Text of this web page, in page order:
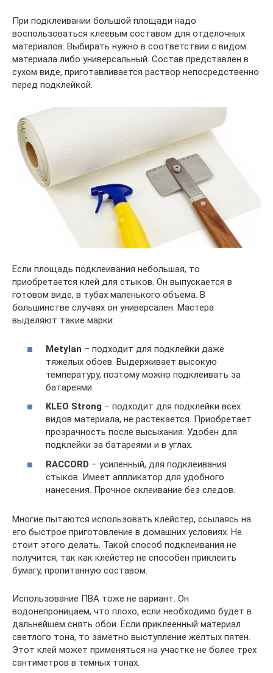
При подклеивании большой площади надо
воспользоваться клеевым составом для отделочных
материалов. Выбирать нужно в соответствии с видом
материала либо универсальный. Состав представлен в
сухом виде, приготавливается раствор непосредственно
перед подклейкой.
Если площадь подклеивания небольшая, то
приобретается клей для стыков. Он выпускается в
готовом виде, в тубах маленького объема. В
большинстве случаях он универсален. Мастера
выделяют такие марки:
Metylan – подходит для подклейки даже
тяжелых обоев. Выдерживает высокую
температуру, поэтому можно подклеивать за
батареями.
KLEO Strong – подходит для подклейки всех
видов материала, не растекается. Приобретает
прозрачность после высыхания. Удобен для
подклейки за батареями и в углах.
RACCORD – усиленный, для подклеивания
стыков. Имеет аппликатор для удобного
нанесения. Прочное склеивание без следов.
Многие пытаются использовать клейстер, ссылаясь на
его быстрое приготовление в домашних условиях. Не
стоит этого делать. Такой способ подклеивания не
получится, так как клейстер не способен приклеить
бумагу, пропитанную составом.
Использование ПВА тоже не вариант. Он
водонепроницаем, что плохо, если необходимо будет в
дальнейшем снять обои. Если приклеенный материал
светлого тона, то заметно выступление желтых пятен.
Этот клей может применяться на участке не более трех
сантиметров в темных тонах.